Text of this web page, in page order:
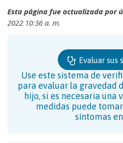
Esta página fue actualizada por
2022 10:36 a. m.
Evaluar sus
Use este sistema de
para evaluar la gravedad
hijo, si es necesaria una
medidas puede
síntomas